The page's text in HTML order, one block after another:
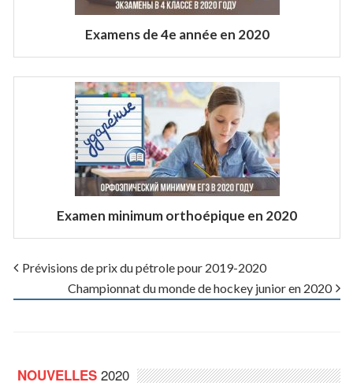
Examens de 4e année en 2020
Examen minimum orthoépique en 2020
Prévisions de prix du pétrole pour 2019-2020
Championnat du monde de hockey junior en 2020
NOUVELLES2020